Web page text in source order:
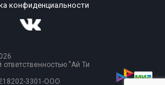
конфиденциальности
"Ай Ти
3301-ООО